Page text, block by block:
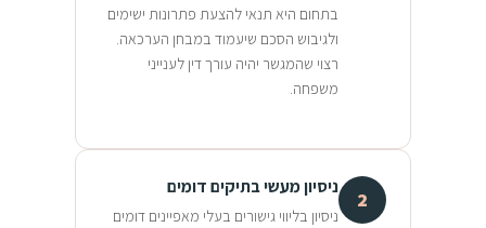
בתחום היא תנאי להצעת פתרונות ישימים
ולגיבוש הסכם שיעמוד במבחן הערכאה.
רצוי שהמגשר יהיה עורך דין לענייני
משפחה.
2
ניסיון מעשי בתיקים דומים
ניסיון בליווי גישורים בעלי מאפיינים דומים